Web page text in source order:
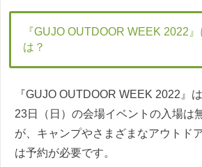
『GUJO OUTDOOR WEEK 2022
は？
『GUJO OUTDOOR WEEK 2022』
23日（日）の会場イベントの入場は
が、キャンプやさまざまなアウトド
は予約が必要です。